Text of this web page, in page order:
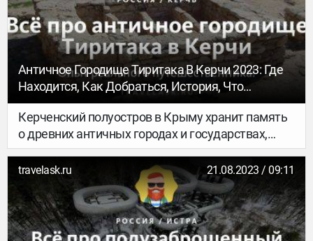
до музея-усадьбы «Полотняный Завод» читайте
ниже.
Античное Городище Тиритака В Керчи 2023: Где
Находится, Как Добраться, История, Что
Посмотреть
Керченский полуостров в Крыму хранит память
о древних античных городах и государствах,
оставивших после себя постройки с
тысячелетней историей. Тиритака — одно из
таких городищ, почти до основания разрушенное
временем. Ниже вы узнаете, где находится
городище Тиритака в Керчи, как добраться до
археологического памятника и почему погиб
travelask.ru 21.08.2023 / 09:11